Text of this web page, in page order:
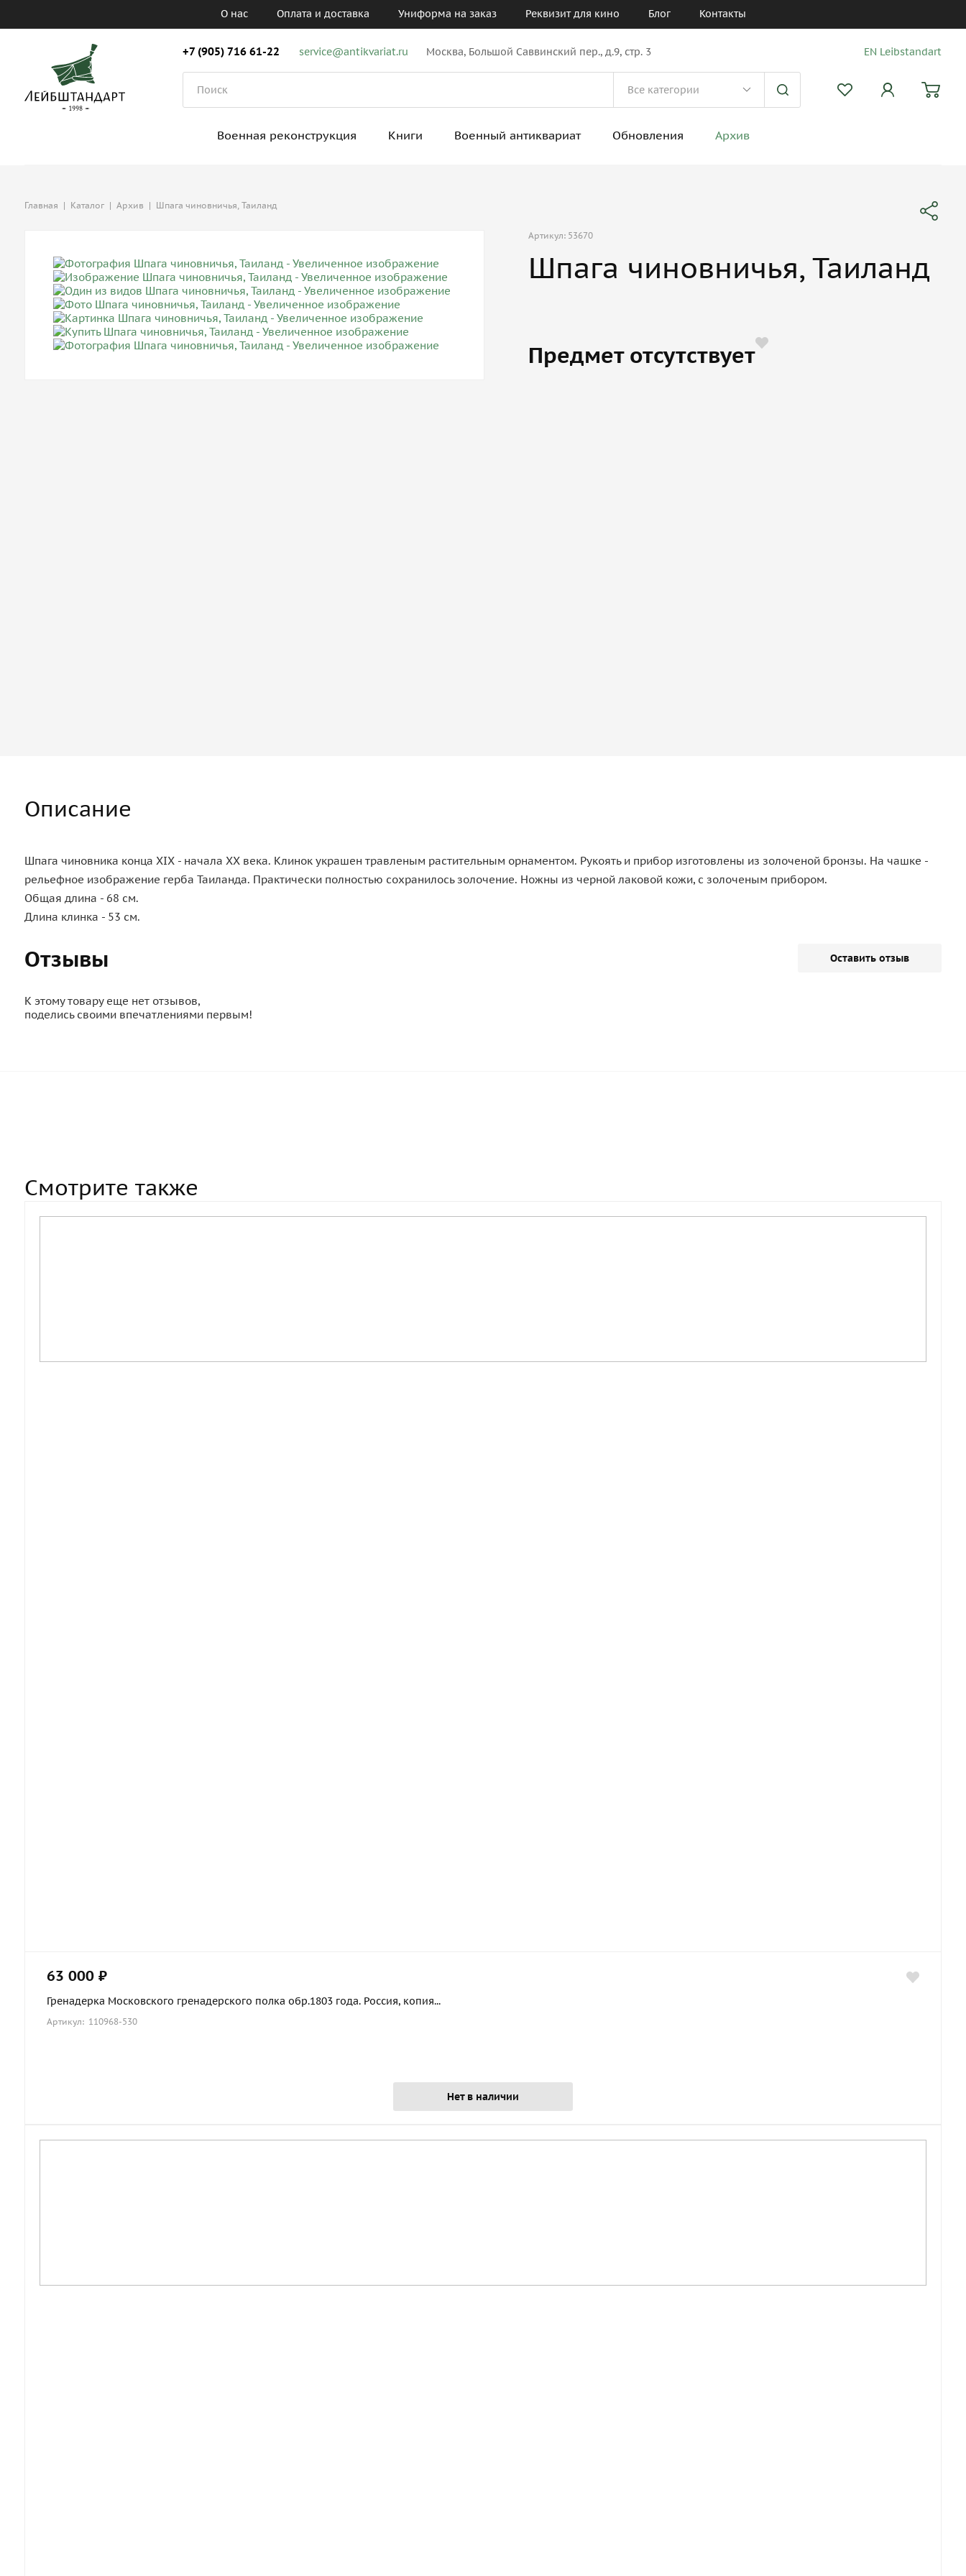
О нас Оплата и доставка Униформа на заказ Реквизит для кино Блог Контакты
+7 (905) 716 61-22 service@antikvariat.ru Москва, Большой Саввинский пер., д.9, стр. 3 EN Leibstandart
Военная реконструкция Книги Военный антиквариат Обновления Архив
Главная | Каталог | Архив | Шпага чиновничья, Таиланд
Артикул: 53670
Шпага чиновничья, Таиланд
Предмет отсутствует
Описание
Шпага чиновника конца XIX - начала ХХ века. Клинок украшен травленым растительным орнаментом. Рукоять и прибор изготовлены из золоченой бронзы. На чашке -
рельефное изображение герба Таиланда. Практически полностью сохранилось золочение. Ножны из черной лаковой кожи, с золоченым прибором.
Общая длина - 68 см.
Длина клинка - 53 см.
Отзывы Оставить отзыв
К этому товару еще нет отзывов,
поделись своими впечатлениями первым!
Смотрите также
63 000 ₽
Гренадерка Московского гренадерского полка обр.1803 года. Россия, копия...
Артикул: 110968-530
Нет в наличии